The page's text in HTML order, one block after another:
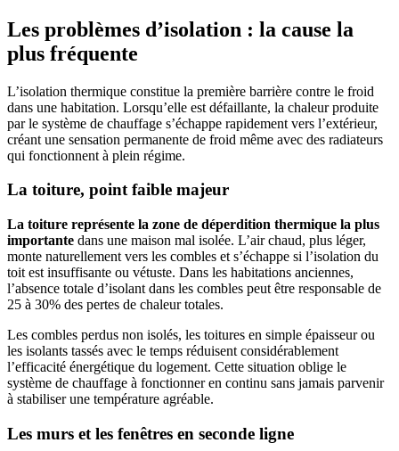
Les problèmes d’isolation : la cause la
plus fréquente
L’isolation thermique constitue la première barrière contre le froid
dans une habitation. Lorsqu’elle est défaillante, la chaleur produite
par le système de chauffage s’échappe rapidement vers l’extérieur,
créant une sensation permanente de froid même avec des radiateurs
qui fonctionnent à plein régime.
La toiture, point faible majeur
La toiture représente la zone de déperdition thermique la plus
importante dans une maison mal isolée. L’air chaud, plus léger,
monte naturellement vers les combles et s’échappe si l’isolation du
toit est insuffisante ou vétuste. Dans les habitations anciennes,
l’absence totale d’isolant dans les combles peut être responsable de
25 à 30% des pertes de chaleur totales.
Les combles perdus non isolés, les toitures en simple épaisseur ou
les isolants tassés avec le temps réduisent considérablement
l’efficacité énergétique du logement. Cette situation oblige le
système de chauffage à fonctionner en continu sans jamais parvenir
à stabiliser une température agréable.
Les murs et les fenêtres en seconde ligne